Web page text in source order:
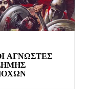
ΑΓΝΩΣΤΕΣ